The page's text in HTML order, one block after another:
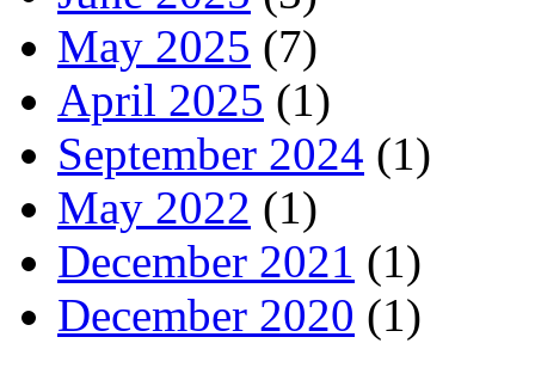
May 2025 (7)
April 2025 (1)
September 2024 (1)
May 2022 (1)
December 2021 (1)
December 2020 (1)